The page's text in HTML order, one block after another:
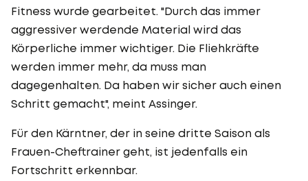
Fitness wurde gearbeitet. "Durch das immer
aggressiver werdende Material wird das
Körperliche immer wichtiger. Die Fliehkräfte
werden immer mehr, da muss man
dagegenhalten. Da haben wir sicher auch einen
Schritt gemacht", meint Assinger.
Für den Kärntner, der in seine dritte Saison als
Frauen-Cheftrainer geht, ist jedenfalls ein
Fortschritt erkennbar.